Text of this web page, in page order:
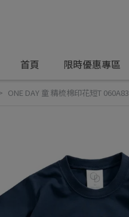
首頁 限時優惠專區
ONE DAY 童 精梳棉印花短T 060A83